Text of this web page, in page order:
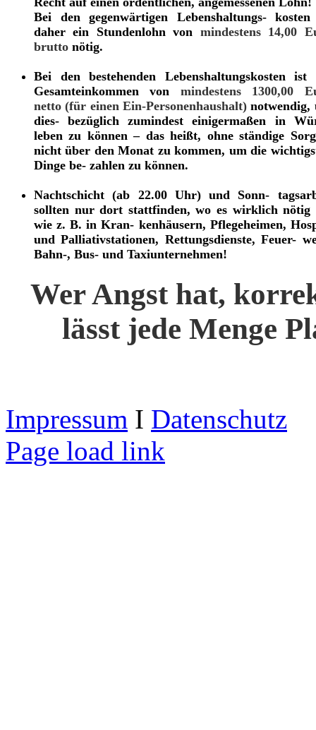
Bei den gegenwärtigen Lebenshaltungs-
daher ein Stundenlohn von mindestens 14,00
brutto nötig.
Bei den bestehenden Lebenshaltungskosten ist
Gesamteinkommen von mindestens 1300,00
netto (für einen Ein-Personenhaushalt) notwendig,
dies- bezüglich zumindest einigermaßen in
leben zu können – das heißt, ohne ständige
nicht über den Monat zu kommen, um die
Dinge be- zahlen zu können.
Nachtschicht (ab 22.00 Uhr) und Sonn-
sollten nur dort stattfinden, wo es wirklich nötig
wie z. B. in Kran- kenhäusern, Pflegeheimen,
und Palliativstationen, Rettungsdienste, Feuer-
Bahn-, Bus- und Taxiunternehmen!
Wer Angst hat,
lässt jede Menge
Impressum I Datenschutz
Page load link